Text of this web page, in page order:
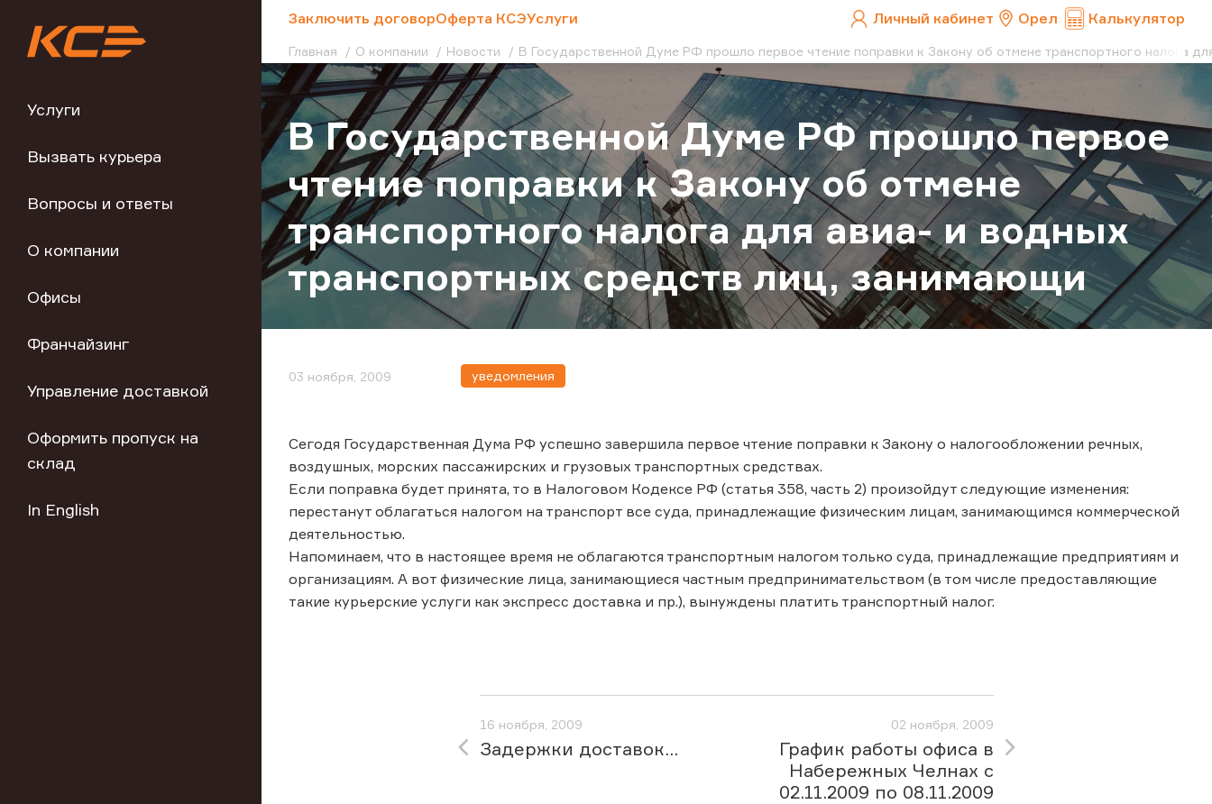
Услуги
Вызвать курьера
Вопросы и ответы
О компании
Офисы
Франчайзинг
Управление доставкой
Оформить пропуск на
склад
In English
Заключить договорОферта КСЭУслуги Личный кабинет Орел Калькулятор
Главная О компании Новости В Государственной Думе РФ прошло первое чтение поправки к Закону об отмене транспортного налога
В Государственной Думе РФ прошло первое
чтение поправки к Закону об отмене
транспортного налога для авиа- и водных
транспортных средств лиц, занимающи
03 ноября, 2009 уведомления
Сегодя Государственная Дума РФ успешно завершила первое чтение поправки к Закону о налогообложении речных,
воздушных, морских пассажирских и грузовых транспортных средствах.
Если поправка будет принята, то в Налоговом Кодексе РФ (статья 358, часть 2) произойдут следующие изменения:
перестанут облагаться налогом на транспорт все суда, принадлежащие физическим лицам, занимающимся коммерческой
деятельностью.
Напоминаем, что в настоящее время не облагаются транспортным налогом только суда, принадлежащие предприятиям и
организациям. А вот физические лица, занимающиеся частным предпринимательством (в том числе предоставляющие
такие курьерские услуги как экспресс доставка и пр.), вынуждены платить транспортный налог.
16 ноября, 2009
Задержки доставок...
02 ноября, 2009
График работы офиса в
Набережных Челнах с
02.11.2009 по 08.11.2009